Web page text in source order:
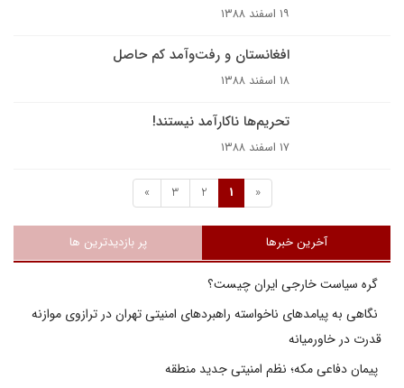
۱۹ اسفند ۱۳۸۸
افغانستان و رفت‌وآمد کم حاصل
۱۸ اسفند ۱۳۸۸
تحريم‌ها ناکارآمد نيستند!
۱۷ اسفند ۱۳۸۸
«
1
2
3
»
آخرین خبرها پر بازدیدترین ها
گره سیاست خارجی ایران چیست؟
نگاهی به پیامدهای ناخواسته راهبردهای امنیتی تهران در ترازوی موازنه
قدرت در خاورمیانه
پیمان دفاعی مکه؛ نظم امنیتی جدید منطقه